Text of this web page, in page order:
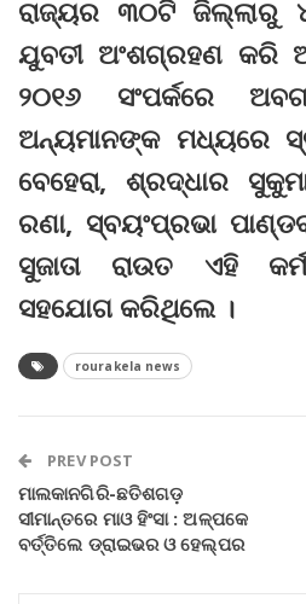
ରାଜ୍ୟର ୩୦ଟି ଜିଲ୍ଲାରୁ
ଯୁବତୀ ଅଂଶଗ୍ରହଣ କରି
୨୦୧୬ ସଂପର୍କରେ
ଅନ୍ୟମାନଙ୍କ ମଧ୍ୟରେ
ବେହେରା, ଶ୍ରଦ୍ଧାର
ରଣା, ସ୍ବୟଂପ୍ରଭା
ସୁଜାତା ରାଉତ ଏହି
ସହଯୋଗ କରିଥିଲେ ।
rourakela news
PREV POST
ମାଲକାନଗିରି-ଛତିଶଗଡ଼
ସୀମାନ୍ତରେ ମାଓ ହିଂସା : ଅଳ୍ପକେ
ବର୍ତ୍ତିଲେ ଡ୍ରାଇଭର ଓ ହେଲ୍‌ପର